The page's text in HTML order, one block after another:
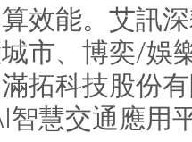
效能。艾訊
市、博奕/娛
拓科技股份
智慧交通應用